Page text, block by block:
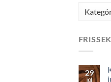
Kategóriák
FRISSEK
29
júl